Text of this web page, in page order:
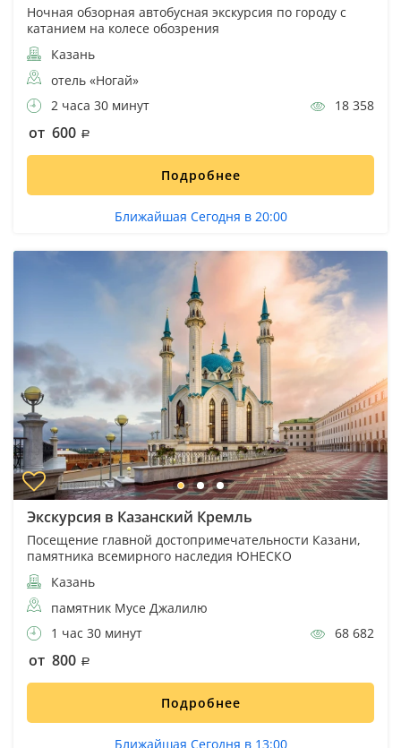
Ночная обзорная автобусная экскурсия по городу с
катанием на колесе обозрения
Казань
отель «Ногай»
2 часа 30 минут
18 358
от 600
Подробнее
Ближайшая Сегодня в 20:00
Экскурсия в Казанский Кремль
Посещение главной достопримечательности Казани,
памятника всемирного наследия ЮНЕСКО
Казань
памятник Мусе Джалилю
1 час 30 минут
68 682
от 800
Подробнее
Ближайшая Сегодня в 13:00